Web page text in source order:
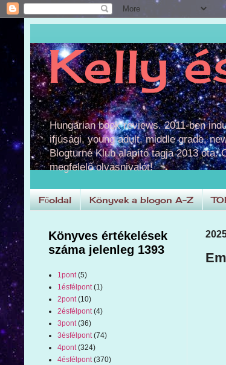
Kelly
Hungarian book reviews. 2011-ben
ifjúsági, young adult, middle grade,
Blogturné Klub alapító tagja 2013
megfelelő olvasnivalót!
Főoldal Könyvek a blogon A-Z
Könyves értékelések
száma jelenleg 1393
1pont (5)
1ésfélpont (1)
2pont (10)
2ésfélpont (4)
3pont (36)
3ésfélpont (74)
4pont (324)
4ésfélpont (370)